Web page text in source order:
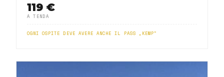
119 €
A TENDA
OGNI OSPITE DEVE AVERE ANCHE IL PASS „KEMP“